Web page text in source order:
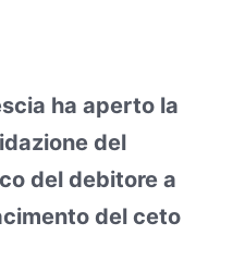
ha aperto la
del
del debitore a
del ceto